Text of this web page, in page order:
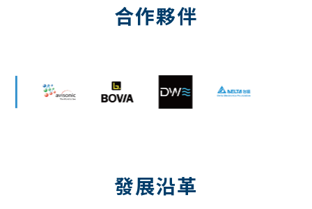
合作夥伴
發展沿革